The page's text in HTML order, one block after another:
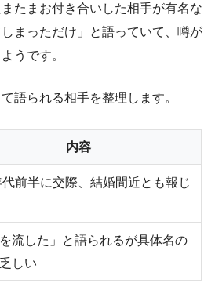
たまお付き合いした相手が有名な
まっただけ」と語っていて、噂が
うです。
語られる相手を整理します。
内容
前半に交際、結婚間近とも報じ
を流した」と語られるが具体名の
しい